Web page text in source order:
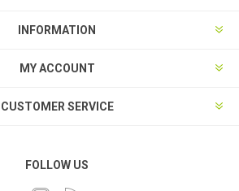
INFORMATION
MY ACCOUNT
CUSTOMER SERVICE
FOLLOW US